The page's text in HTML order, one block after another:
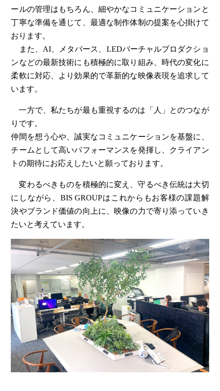
ールの管理はもちろん、細やかなコミュニケーションと
丁寧な準備を通じて、最適な制作体制の提案を心掛けて
おります。
また、AI、メタバース、LEDバーチャルプロダクショ
ンなどの最新技術にも積極的に取り組み、時代の変化に
柔軟に対応、より効果的で革新的な映像表現を追求して
います。
一方で、私たちが最も重視するのは「人」とのつなが
りです。
仲間を想う心や、誠実なコミュニケーションを基盤に、
チームとして高いパフォーマンスを発揮し、クライアン
トの期待にお応えしたいと願っております。
変わるべきものを積極的に変え、守るべき伝統は大切
にしながら、BIS GROUPはこれからもお客様の課題解
決やブランド価値の向上に、映像の力で寄り添っていき
たいと考えています。